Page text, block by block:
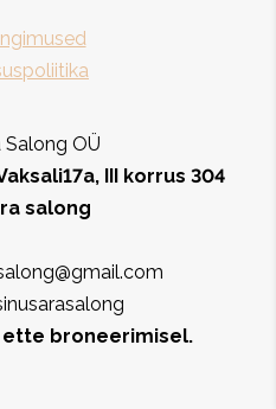
Salong OÜ
III korrus 304
salong
ette broneerimisel.